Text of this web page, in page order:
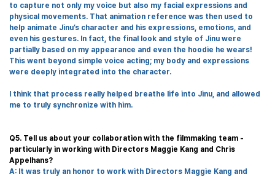
to capture not only my voice but also my facial expressions and
physical movements. That animation reference was then used to
help animate Jinu’s character and his expressions, emotions, and
even his gestures. In fact, the final look and style of Jinu were
partially based on my appearance and even the hoodie he wears!
This went beyond simple voice acting; my body and expressions
were deeply integrated into the character.
I think that process really helped breathe life into Jinu, and allowed
me to truly synchronize with him.
Q5. Tell us about your collaboration with the filmmaking team -
particularly in working with Directors Maggie Kang and Chris
Appelhans?
A: It was truly an honor to work with Directors Maggie Kang and